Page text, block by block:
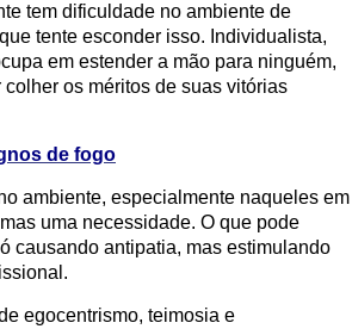
tem dificuldade no ambiente de
tente esconder isso. Individualista,
em estender a mão para ninguém,
os méritos de suas vitórias
de fogo
ambiente, especialmente naqueles em
uma necessidade. O que pode
causando antipatia, mas estimulando
egocentrismo, teimosia e